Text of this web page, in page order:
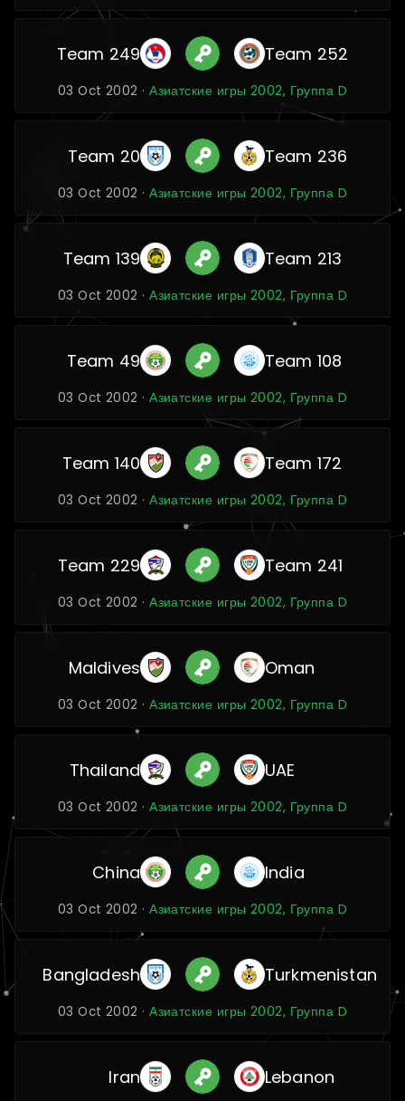
Team 249 Team 252
03 Oct 2002 ·Азиатские игры 2002, Группа D
Team 20 Team 236
03 Oct 2002 ·Азиатские игры 2002, Группа D
Team 139 Team 213
03 Oct 2002 ·Азиатские игры 2002, Группа D
Team 49 Team 108
03 Oct 2002 ·Азиатские игры 2002, Группа D
Team 140 Team 172
03 Oct 2002 ·Азиатские игры 2002, Группа D
Team 229 Team 241
03 Oct 2002 ·Азиатские игры 2002, Группа D
Maldives Oman
03 Oct 2002 ·Азиатские игры 2002, Группа D
Thailand UAE
03 Oct 2002 ·Азиатские игры 2002, Группа D
China India
03 Oct 2002 ·Азиатские игры 2002, Группа D
Bangladesh Turkmenistan
03 Oct 2002 ·Азиатские игры 2002, Группа D
Iran Lebanon